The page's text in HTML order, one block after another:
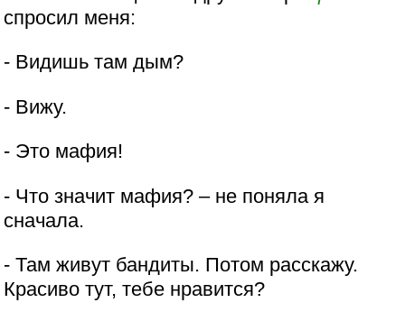
спросил меня:
- Видишь там дым?
- Вижу.
- Это мафия!
- Что значит мафия? – не поняла я
сначала.
- Там живут бандиты. Потом расскажу.
Красиво тут, тебе нравится?